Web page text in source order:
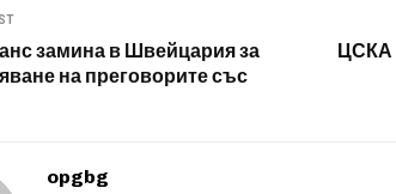
замина в Швейцария за
на преговорите със
ЦСКА
opgbg